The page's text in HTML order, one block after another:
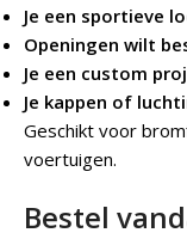
Je een sportieve
Openingen wilt
Je een custom
Je kappen of
Geschikt voor
voertuigen.
Bestel